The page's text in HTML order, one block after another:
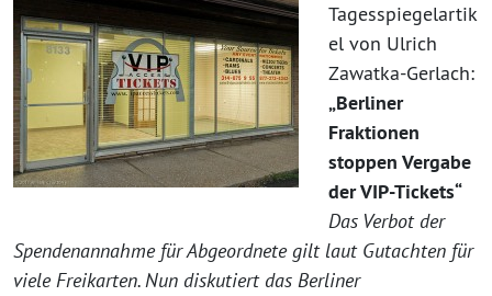
Tagesspiegelartik
el von Ulrich
Zawatka-Gerlach:
„Berliner
Fraktionen
stoppen Vergabe
der VIP-Tickets“
Das Verbot der
Spendenannahme für Abgeordnete gilt laut Gutachten für
viele Freikarten. Nun diskutiert das Berliner